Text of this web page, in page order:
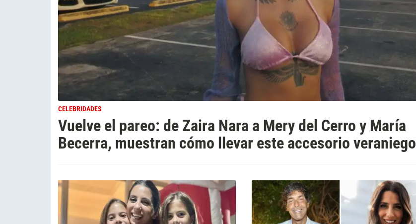
CELEBRIDADES
Vuelve el pareo: de Zaira Nara a Mery del Cerro y María
Becerra, muestran cómo llevar este accesorio veraniego